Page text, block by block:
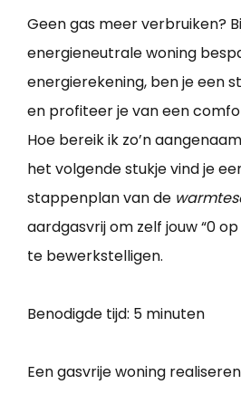
Geen gas meer verbruiken?
energieneutrale woning
energierekening, ben je een
en profiteer je van een
Hoe bereik ik zo’n
het volgende stukje vind je
stappenplan van de
aardgasvrij om zelf jouw “0
te bewerkstelligen.
Benodigde tijd: 5 minuten
Een gasvrije woning realiseren